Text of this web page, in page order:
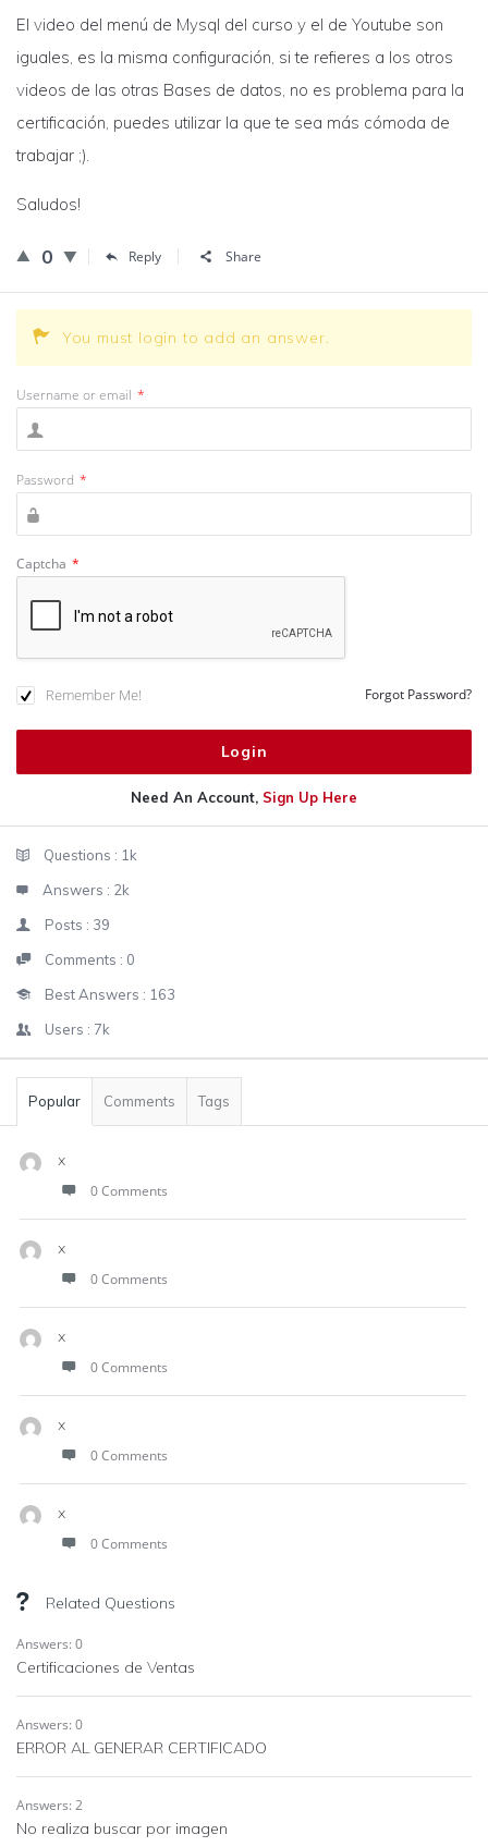
El video del menú de Mysql del curso y el de Youtube son
iguales, es la misma configuración, si te refieres a los otros
videos de las otras Bases de datos, no es problema para la
certificación, puedes utilizar la que te sea más cómoda de
trabajar ;).
Saludos!
0 Reply Share
You must login to add an answer.
Username or email *
Password *
Captcha *
Remember Me! Forgot Password?
Need An Account, Sign Up Here
StatsQuestions : 1k
Answers : 2k
Posts : 39
Comments : 0
Best Answers : 163
Users : 7k
Popular Comments Tags
x
0 Comments
x
0 Comments
x
0 Comments
x
0 Comments
x
0 Comments
Related Questions
Answers: 0
Certificaciones de Ventas
Answers: 0
ERROR AL GENERAR CERTIFICADO
Answers: 2
No realiza buscar por imagen